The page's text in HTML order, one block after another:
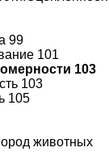
99
101
103
103
105
животных